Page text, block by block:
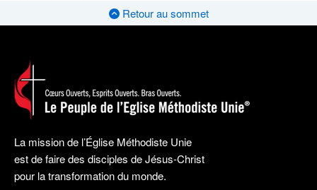
Retour au sommet
La mission de l’Église Méthodiste Unie
est de faire des disciples de Jésus-Christ
pour la transformation du monde.